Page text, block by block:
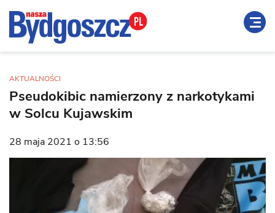
AKTUALNOŚCI
Pseudokibic namierzony z narkotykami
w Solcu Kujawskim
28 maja 2021 o 13:56